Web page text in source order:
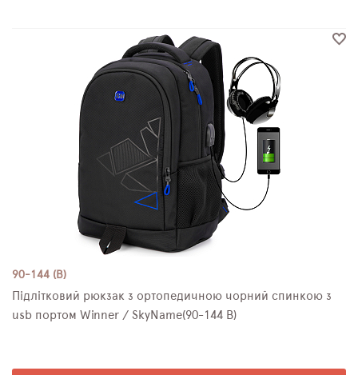
90-144 (B)
Підлітковий рюкзак з ортопедичною чорний спинкою з
usb портом Winner / SkyName(90-144 B)